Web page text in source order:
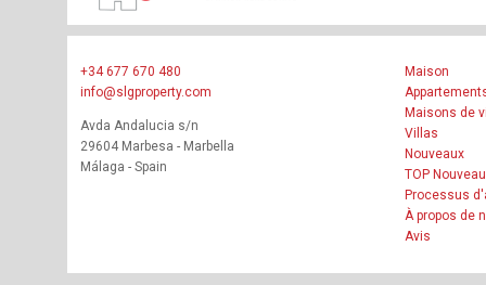
+34 677 670 480
info@slgproperty.com
Avda Andalucia s/n
29604 Marbesa - Marbella
Málaga - Spain
Maison
Maisons de
Villas
Nouveaux
TOP
Processus
À propos de
Avis